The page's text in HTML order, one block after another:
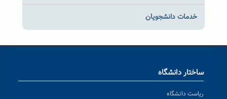
خدمات دانشجویان
ساختار دانشگاه
ریاست دانشگاه